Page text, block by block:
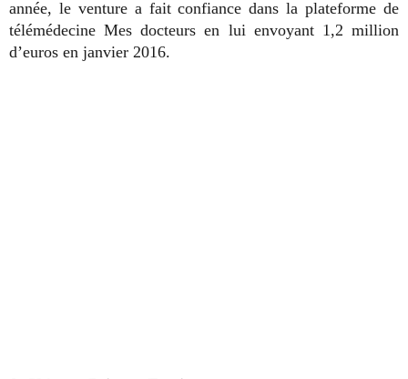
année, le venture a fait confiance dans la plateforme de
télémédecine Mes docteurs en lui envoyant 1,2 million
d’euros en janvier 2016.